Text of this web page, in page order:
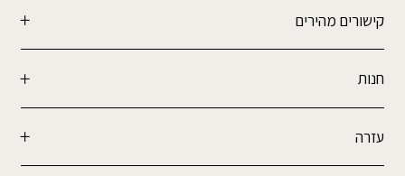
קישורים מהירים
חנות
עזרה